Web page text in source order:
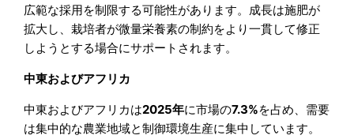
広範な採用を制限する可能性があります。成長は施肥が
拡大し、栽培者が微量栄養素の制約をより一貫して修正
しようとする場合にサポートされます。
中東およびアフリカ
中東およびアフリカは2025年に市場の7.3%を占め、需要
は集中的な農業地域と制御環境生産に集中しています。